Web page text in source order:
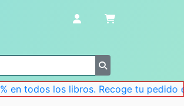
los libros. Recoge tu pedido en la